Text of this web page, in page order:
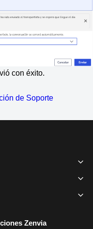
con éxito.
de Soporte
Zenvia